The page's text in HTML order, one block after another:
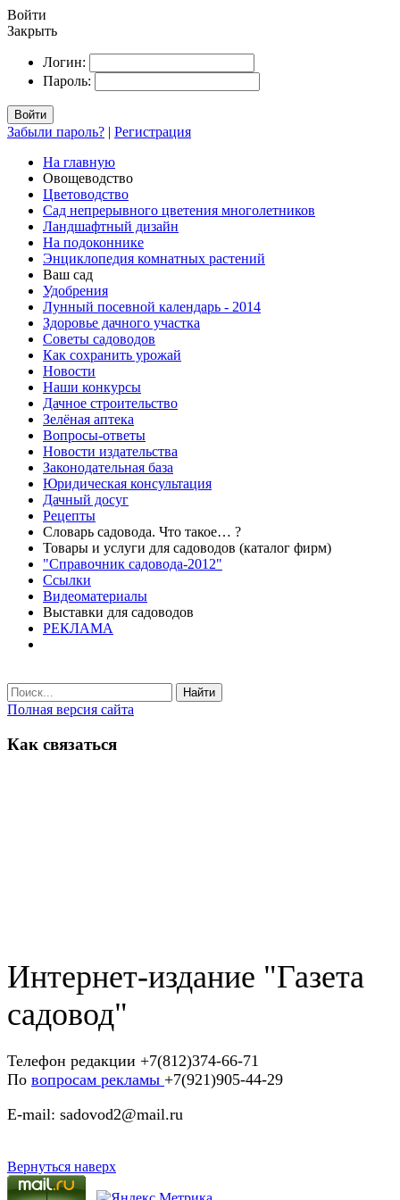
Войти
Закрыть
Логин:
Пароль:
Войти
Забыли пароль? | Регистрация
На главную
Овощеводство
Цветоводство
Сад непрерывного цветения многолетников
Ландшафтный дизайн
На подоконнике
Энциклопедия комнатных растений
Ваш сад
Удобрения
Лунный посевной календарь - 2014
Здоровье дачного участка
Советы садоводов
Как сохранить урожай
Новости
Наши конкурсы
Дачное строительство
Зелёная аптека
Вопросы-ответы
Новости издательства
Законодательная база
Юридическая консультация
Дачный досуг
Рецепты
Словарь садовода. Что такое… ?
Товары и услуги для садоводов (каталог фирм)
"Справочник садовода-2012"
Ссылки
Видеоматериалы
Выставки для садоводов
РЕКЛАМА
Найти
Полная версия сайта
Как связаться
Интернет-издание "Газета
садовод"
Телефон редакции +7(812)374-66-71
По вопросам рекламы +7(921)905-44-29
E-mail: sadovod2@mail.ru
Вернуться наверх